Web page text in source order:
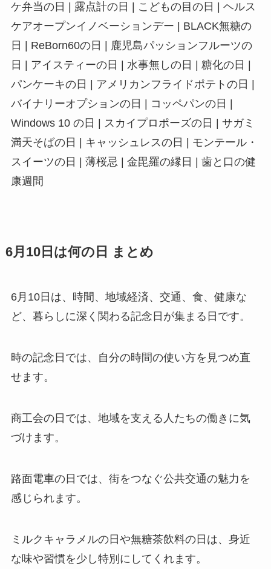
ケ弁当の日 | 露点計の日 | こどもの目の日 | ヘルス
ケアオープンイノベーションデー | BLACK無糖の
日 | ReBorn60の日 | 鹿児島パッションフルーツの
日 | アイスティーの日 | 水事無しの日 | 糖化の日 |
パンケーキの日 | アメリカンフライドポテトの日 |
バイナリーオプションの日 | コッペパンの日 |
Windows 10 の日 | スカイプロポーズの日 | サガミ
満天そばの日 | キャッシュレスの日 | モンテール・
スイーツの日 | 薄桜忌 | 金毘羅の縁日 | 歯と口の健
康週間
6月10日は何の日 まとめ
6月10日は、時間、地域経済、交通、食、健康な
ど、暮らしに深く関わる記念日が集まる日です。
時の記念日では、自分の時間の使い方を見つめ直
せます。
商工会の日では、地域を支える人たちの働きに気
づけます。
路面電車の日では、街をつなぐ公共交通の魅力を
感じられます。
ミルクキャラメルの日や無糖茶飲料の日は、身近
な味や習慣を少し特別にしてくれます。